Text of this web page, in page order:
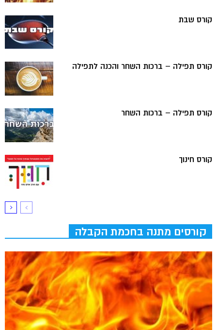
קורס שבת
קורס תפילה – ברכות השחר והכנה לתפילה
קורס תפילה – ברכות השחר
קורס חינוך
קורסים מתנה בחכמת הקבלה